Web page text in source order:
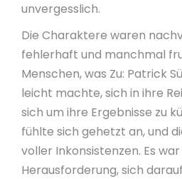
unvergesslich.
Die Charaktere waren
fehlerhaft und manchmal
Menschen, was Zu: Patrick
leicht machte, sich in ihre
sich um ihre Ergebnisse zu
fühlte sich gehetzt an, und
voller Inkonsistenzen. Es
Herausforderung, sich